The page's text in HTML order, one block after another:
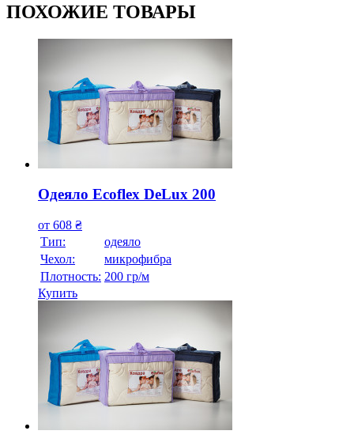
ПОХОЖИЕ ТОВАРЫ
Одеяло Ecoflex DeLux 200
от 608 ₴
Тип:
одеяло
Чехол:
микрофибра
Плотность: 200 гр/м
Купить